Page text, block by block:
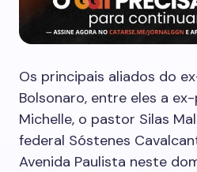
Os principais aliados do
Bolsonaro, entre eles a
Michelle, o pastor Silas
federal Sóstenes
Avenida Paulista neste